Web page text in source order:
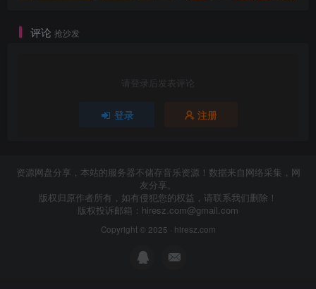
评论 抢沙发
请登录后发表评论
登录 注册
资源网盘分享，本站的服务器不储存音乐资源！数据来自网络采集，网
友分享。
版权归原作者所有，如有侵犯您的权益，请联系我们删除！
版权投诉邮箱： hiresz.com@gmail.com
Copyright © 2025 · hiresz.com